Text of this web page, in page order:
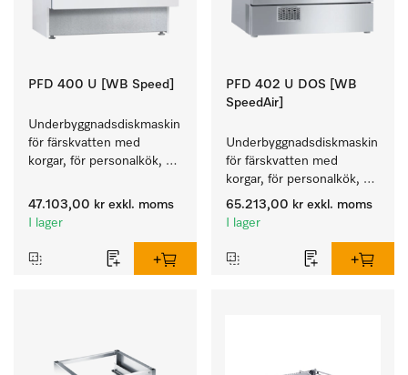
PFD 400 U [WB Speed]
Underbyggnadsdiskmaskin
för färskvatten med
korgar, för personalkök,
47.103,00 kr exkl. moms
I lager
PFD 402 U DOS [WB
SpeedAir]
Underbyggnadsdiskmaskin
för färskvatten med
korgar, för personalkök,
hotell- och restaurang,
cateringföretag.
65.213,00 kr exkl. moms
I lager